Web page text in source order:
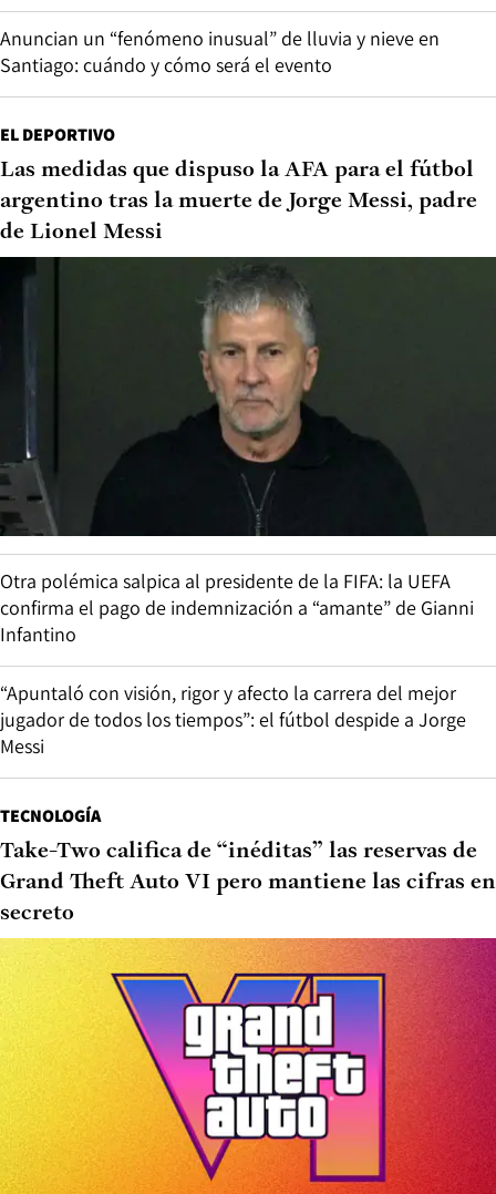
Anuncian un “fenómeno inusual” de lluvia y nieve en
Santiago: cuándo y cómo será el evento
EL DEPORTIVO
Las medidas que dispuso la AFA para el fútbol
argentino tras la muerte de Jorge Messi, padre
de Lionel Messi
Otra polémica salpica al presidente de la FIFA: la UEFA
confirma el pago de indemnización a “amante” de Gianni
Infantino
“Apuntaló con visión, rigor y afecto la carrera del mejor
jugador de todos los tiempos”: el fútbol despide a Jorge
Messi
TECNOLOGÍA
Take-Two califica de “inéditas” las reservas de
Grand Theft Auto VI pero mantiene las cifras en
secreto